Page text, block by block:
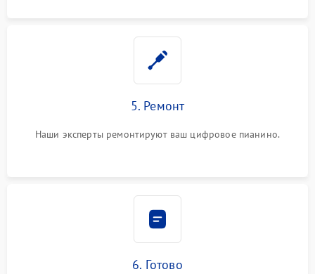
5. Ремонт
Наши эксперты ремонтируют ваш цифровое пианино.
6. Готово